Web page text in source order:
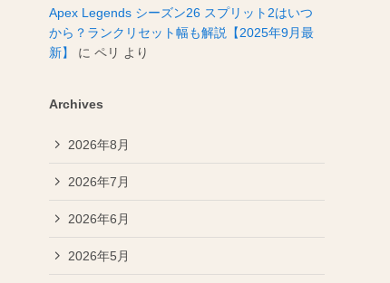
Apex Legends シーズン26 スプリット2はいつ
から？ランクリセット幅も解説【2025年9月最
新】
に ペリ より
Archives
2026年8月
2026年7月
2026年6月
2026年5月